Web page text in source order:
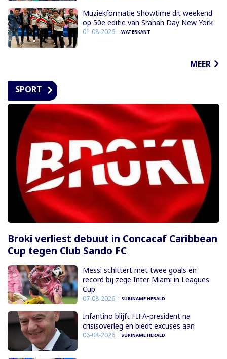
Muziekformatie Showtime dit weekend
op 50e editie van Sranan Day New York
01-08-2026 WATERKANT
MEER
SPORT
Broki verliest debuut in Concacaf Caribbean
Cup tegen Club Sando FC
Messi schittert met twee goals en
record bij zege Inter Miami in Leagues
Cup
07-08-2026 SURINAME HERALD
Infantino blijft FIFA-president na
crisisoverleg en biedt excuses aan
06-08-2026 SURINAME HERALD